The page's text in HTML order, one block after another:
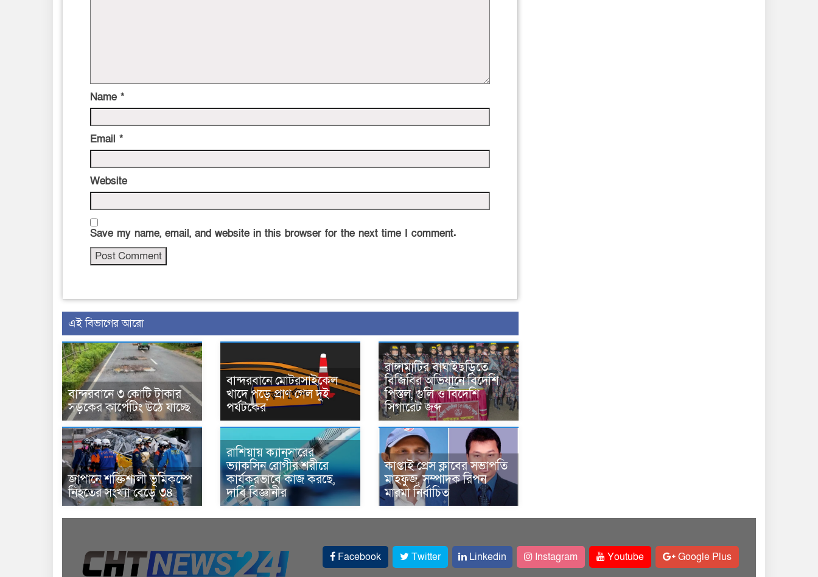
Name *
Email *
Website
Save my name, email, and website in this browser for the next time I comment.
এই বিভাগের আরো
বান্দরবানে ৩ কোটি টাকার
সড়কের কার্পেটিং উঠে যাচ্ছে
বান্দরবানে মোটরসাইকেল
খাদে পড়ে প্রাণ গেল দুই
পর্যটকের
রাঙ্গামাটির বাঘাইছড়িতে
বিজিবির অভিযানে বিদেশি
পিস্তল, গুলি ও বিদেশি
সিগারেট জব্দ
জাপানে শক্তিশালী ভূমিকম্পে
নিহতের সংখ্যা বেড়ে ৩৪
রাশিয়ায় ক্যানসারের
ভ্যাকসিন রোগীর শরীরে
কার্যকরভাবে কাজ করছে,
দাবি বিজ্ঞানীর
কাপ্তাই প্রেস ক্লাবের সভাপতি
মাহফুজ, সম্পাদক রিপন
মারমা নির্বাচিত
Facebook Twitter Linkedin Instagram Youtube Google Plus